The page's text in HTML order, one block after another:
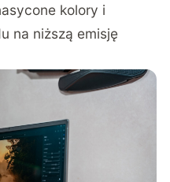
kolory i
na niższą emisję